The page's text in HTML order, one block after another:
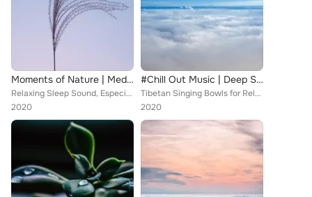
Moments of Nature | Meditation and Sleep
Relaxing Sleep Sound, Especialistas de Musica para Dormir, Sounds of Nature White Noise for Mindfulness Meditation and Relaxatio...
2020
#Chill Out Music | Deep Sleep | Sounds of Nature | Meditation
Tibetan Singing Bowls for Relaxation, Relaxing Sleep Sound, Meditação Yoga
2020